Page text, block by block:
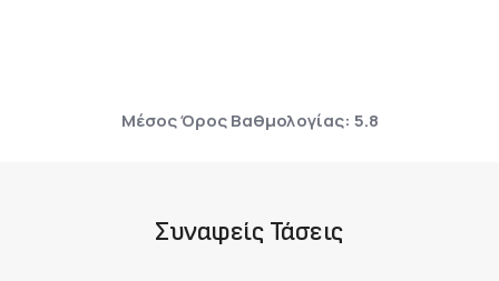
Μέσος Όρος Βαθμολογίας: 5.8
Συναφείς Τάσεις